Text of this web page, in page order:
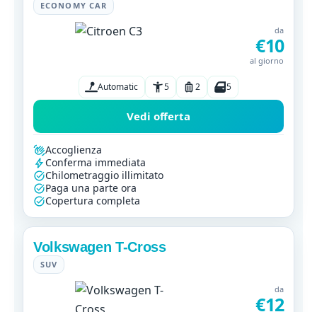
ECONOMY CAR
da
€10
al giorno
Automatic 5 2 5
Vedi offerta
Accoglienza
Conferma immediata
Chilometraggio illimitato
Paga una parte ora
Copertura completa
Volkswagen T-Cross
SUV
da
€12